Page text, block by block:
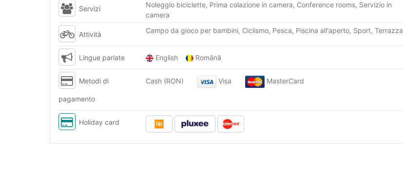
Servizi
Noleggio biciclette, Prima colazione in camera, Conference rooms, Servizio in
camera
Attività Campo da gioco per bambini, Ciclismo, Pesca, Piscina all'aperto, Sport, Terrazza
Lingue parlate English Română
Metodi di
pagamento
Cash (RON) Visa MasterCard
Holiday card